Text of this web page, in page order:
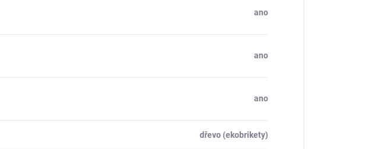
ano
ano
ano
dřevo (ekobrikety)